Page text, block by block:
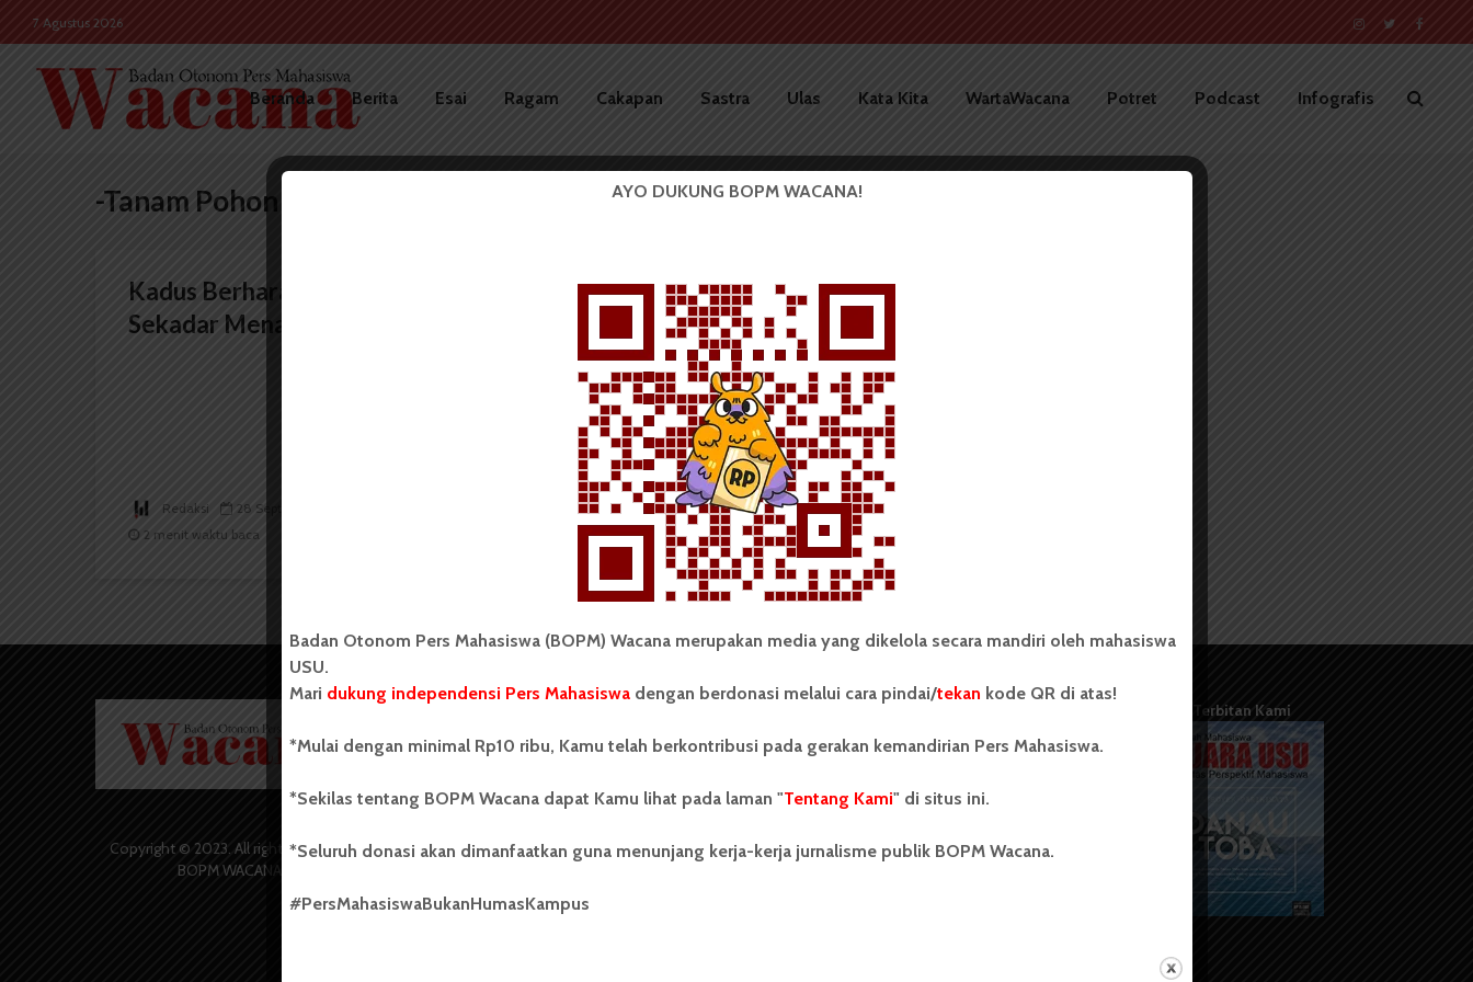
7 Agustus 2026
Beranda Berita Esai Ragam Cakapan Sastra Ulas Kata Kita WartaWacana Potret Podcast Infografis
-Tanam Pohon
Kadus Berharap Imasep Tak
Sekadar Menanam Pohon
Redaksi
28 September 2015
2 menit waktu baca
Copyright © 2023. All rights reserved
BOPM WACANA.
Badan Otonom Pers Mahasiswa (BOPM)
yang berdiri di luar kampus dan dikelola
Universitas Sumatera Utara (USU).
salah satu Unit Kegiatan Mahasiswa
(UKM) di Universitas Sumatera Utara
USU yang berdiri pada 1 Juli 1995.
Kontribusi
Info Iklan
Pedoman Media Siber
Terbitan Kami
AYO DUKUNG BOPM WACANA!
Badan Otonom Pers Mahasiswa (BOPM) Wacana merupakan media yang dikelola secara mandiri oleh mahasiswa
USU.
Mari dukung independensi Pers Mahasiswadengan berdonasi melalui cara pindai/tekan kode QR di atas!
*Mulai dengan minimal Rp10 ribu, Kamu telah berkontribusi pada gerakan kemandirian Pers Mahasiswa.
*Sekilas tentang BOPM Wacana dapat Kamu lihat pada laman "Tentang Kami" di situs ini.
*Seluruh donasi akan dimanfaatkan guna menunjang kerja-kerja jurnalisme publik BOPM Wacana.
#PersMahasiswaBukanHumasKampus